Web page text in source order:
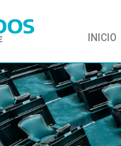
INICIO